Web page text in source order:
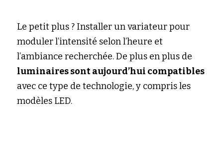
Le petit plus ? Installer un variateur pour
moduler l’intensité selon l’heure et
luminaires sont aujourd’hui compatibles
avec ce type de technologie, y compris les
modèles LED.